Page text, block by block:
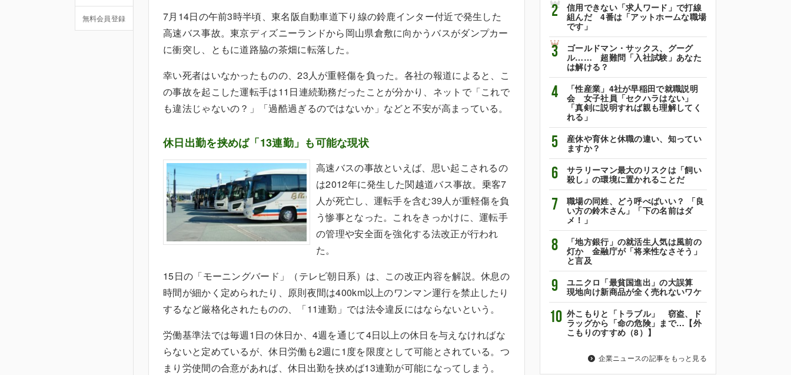
無料会員登録
7月14日の午前3時半頃、東名阪自動車道下り線の鈴鹿インター付近で発生した
高速バス事故。東京ディズニーランドから岡山県倉敷に向かうバスがダンプカー
に衝突し、ともに道路脇の茶畑に転落した。
幸い死者はいなかったものの、23人が重軽傷を負った。各社の報道によると、こ
の事故を起こした運転手は11日連続勤務だったことが分かり、ネットで「これで
も違法じゃないの？」「過酷過ぎるのではないか」などと不安が高まっている。
休日出勤を挟めば「13連勤」も可能な現状
高速バスの事故といえば、思い起こされるの
は2012年に発生した関越道バス事故。乗客7
人が死亡し、運転手を含む39人が重軽傷を負
う惨事となった。これをきっかけに、運転手
の管理や安全面を強化する法改正が行われ
た。
15日の「モーニングバード」（テレビ朝日系）は、この改正内容を解説。休息の
時間が細かく定められたり、原則夜間は400km以上のワンマン運行を禁止したり
するなど厳格化されたものの、「11連勤」では法令違反にはならないという。
労働基準法では毎週1日の休日か、4週を通じて4日以上の休日を与えなければな
らないと定めているが、休日労働も2週に1度を限度として可能とされている。つ
まり労使間の合意があれば、休日出勤を挟めば13連勤が可能になってしまう。
2
信用できない「求人ワード」で打線
組んだ 4番は「アットホームな職場
です」
3
ゴールドマン・サックス、グーグ
ル…… 超難問「入社試験」あなた
は解ける？
4
「性産業」4社が早稲田で就職説明
会 女子社員「セクハラはない」
「真剣に説明すれば親も理解してく
れる」
5
産休や育休と休職の違い、知ってい
ますか？
6
サラリーマン最大のリスクは「飼い
殺し」の環境に置かれることだ
7
職場の同姓、どう呼べばいい？ 「良
い方の鈴木さん」「下の名前はダ
メ！」
8
「地方銀行」の就活生人気は風前の
灯か 金融庁が「将来性なさそう」
と言及
9
ユニクロ「最貧国進出」の大誤算
現地向け新商品が全く売れないワケ
10 外こもりと「トラブル」 窃盗、ド
ラッグから「命の危険」まで…【外
こもりのすすめ（8）】
企業ニュースの記事をもっと見る